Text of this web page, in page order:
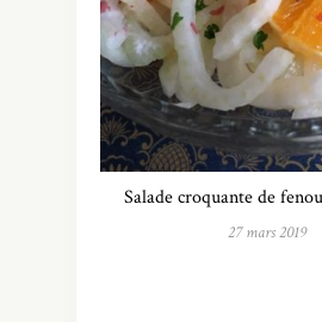
Salade croquante de
27 mars 2019